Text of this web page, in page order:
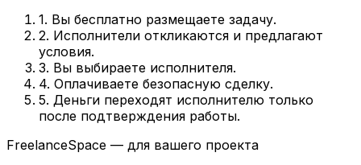
1. Вы бесплатно размещаете задачу.
2. Исполнители откликаются и предлагают
условия.
3. Вы выбираете исполнителя.
4. Оплачиваете безопасную сделку.
5. Деньги переходят исполнителю только
после подтверждения работы.
FreelanceSpace — для вашего проекта